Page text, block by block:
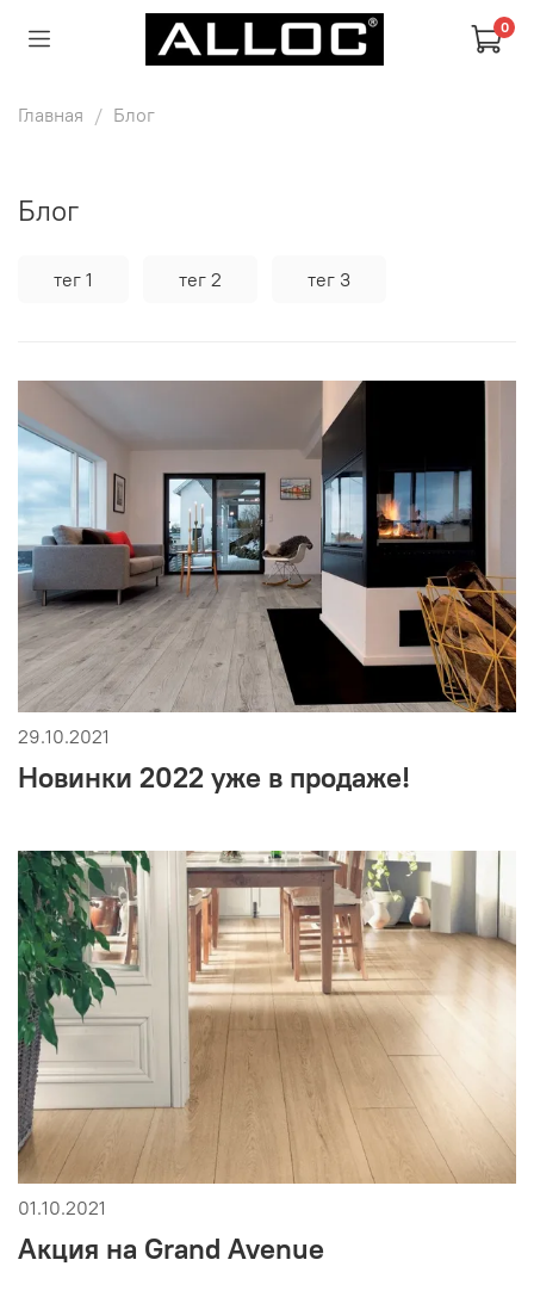
0
Главная Блог
Блог
тег 1 тег 2 тег 3
29.10.2021
Новинки 2022 уже в продаже!
01.10.2021
Акция на Grand Avenue